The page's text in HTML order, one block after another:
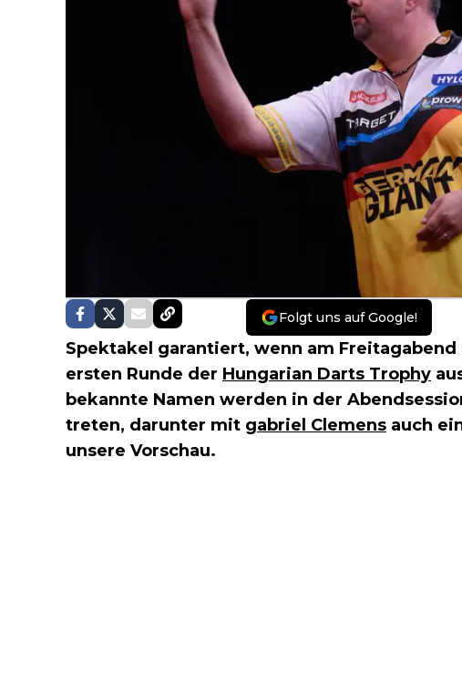
Folgt uns auf Google!
Spektakel garantiert, wenn am
ersten Runde der Hungarian Darts Trophy
bekannte Namen werden in der
treten, darunter mit gabriel Clemens auch
unsere Vorschau.